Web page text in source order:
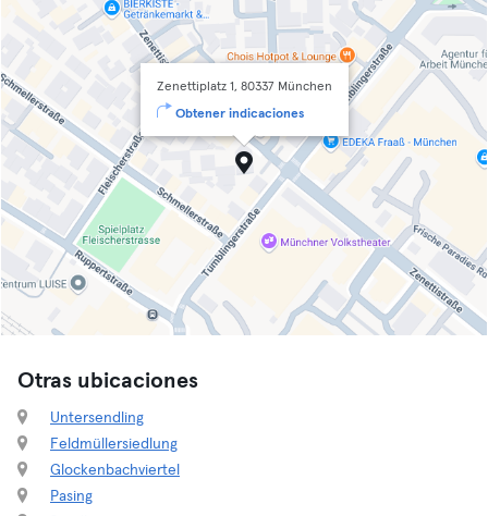
Zenettiplatz 1, 80337 München
Obtener indicaciones
Otras ubicaciones
Untersendling
Feldmüllersiedlung
Glockenbachviertel
Pasing